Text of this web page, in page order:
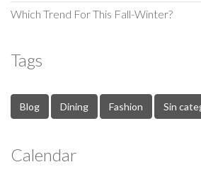
Which Trend For This Fall-Winter?
Tags
Blog Dining Fashion Sin
Calendar